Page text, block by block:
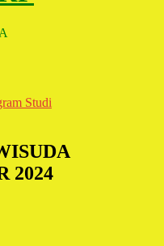
Studi
2024